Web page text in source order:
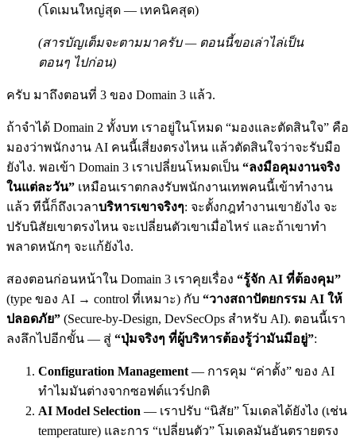
(โดเมนใหญ่สุด — เทคนิคสุด)
(สารบัญเต็มจะตามมาครับ — ตอนนี้ขอเล่าไล่เป็น
ตอนๆ ไปก่อน)
ครับ มาถึงตอนที่ 3 ของ Domain 3 แล้ว.
ถ้าจำได้ Domain 2 ทั้งบท เราอยู่ในโหมด “มองและตัดสินใจ” คือ
มองว่าพนักงาน AI คนนี้เสี่ยงตรงไหน แล้วตัดสินใจว่าจะรับมือ
ยังไง. พอเข้า Domain 3 เราเปลี่ยนโหมดเป็น “ลงมือคุมงานจริง
ในแต่ละวัน” เหมือนเราตกลงรับพนักงานเทพคนนี้เข้าทำงาน
แล้ว ทีนี้ก็ถึงเวลาบริหารเขาจริงๆ: จะตั้งกฎทำงานเขายังไง จะ
ปรับนิสัยเขาตรงไหน จะเปลี่ยนตัวเขาเมื่อไหร่ และถ้าเขาทำ
พลาดหนักๆ จะแก้ยังไง.
สองตอนก่อนหน้าใน Domain 3 เราคุยเรื่อง “รู้จัก AI ที่ต้องคุม”
(type ของ AI → control ที่เหมาะ) กับ “วางสถาปัตยกรรม AI ให้
ปลอดภัย” (Secure-by-Design, DevSecOps สำหรับ AI). ตอนนี้เรา
ลงลึกไปอีกขั้น — สู่ “ปุ่มจริงๆ ที่ผู้บริหารต้องรู้ว่ามันมีอยู่”:
Configuration Management — การคุม “ค่าตั้ง” ของ AI
ทำไมมันต่างจากซอฟต์แวร์ปกติ
AI Model Selection — เราปรับ “นิสัย” โมเดลได้ยังไง (เช่น
temperature) และการ “เปลี่ยนตัว” โมเดลมันอันตรายตรง